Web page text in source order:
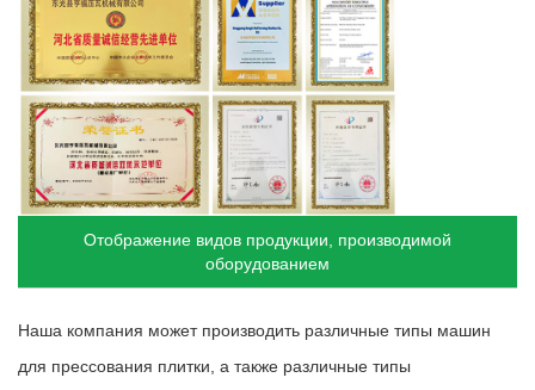
Отображение видов продукции, производимой
оборудованием
Наша компания может производить различные типы машин
для прессования плитки, а также различные типы